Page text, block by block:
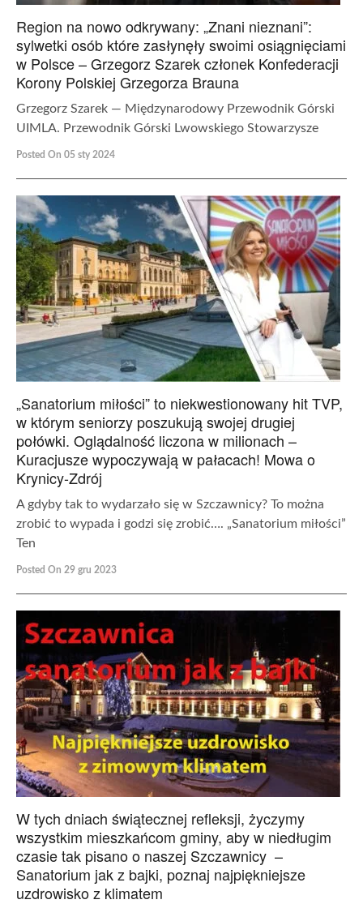
Region na nowo odkrywany: „Znani nieznani”:
sylwetki osób które zasłynęły swoimi osiągnięciami
w Polsce – Grzegorz Szarek członek Konfederacji
Korony Polskiej Grzegorza Brauna
Grzegorz Szarek — Międzynarodowy Przewodnik Górski
UIMLA. Przewodnik Górski Lwowskiego Stowarzysze
Posted On 05 sty 2024
„Sanatorium miłości” to niekwestionowany hit TVP,
w którym seniorzy poszukują swojej drugiej
połówki. Oglądalność liczona w milionach –
Kuracjusze wypoczywają w pałacach! Mowa o
Krynicy-Zdrój
A gdyby tak to wydarzało się w Szczawnicy? To można
zrobić to wypada i godzi się zrobić…. „Sanatorium miłości”
Ten
Posted On 29 gru 2023
W tych dniach świątecznej refleksji, życzymy
wszystkim mieszkańcom gminy, aby w niedługim
czasie tak pisano o naszej Szczawnicy –
Sanatorium jak z bajki, poznaj najpiękniejsze
uzdrowisko z klimatem